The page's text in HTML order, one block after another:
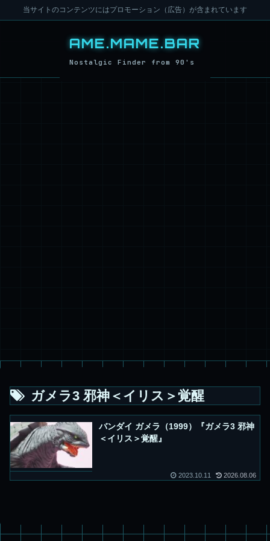
当サイトのコンテンツにはプロモーション（広告）が含まれています
ガメラ3 邪神＜イリス＞覚醒
バンダイ ガメラ（1999）『ガメラ3 邪神
＜イリス＞覚醒』
2023.10.11 2026.08.06